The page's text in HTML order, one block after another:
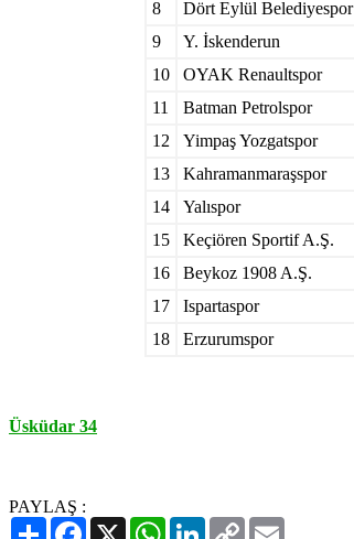
8
Dört Eylül Belediyespor
9
Y. İskenderun
10
OYAK Renaultspor
11
Batman Petrolspor
12
Yimpaş Yozgatspor
13
Kahramanmaraşspor
14
Yalıspor
15
Keçiören Sportif A.Ş.
16
Beykoz 1908 A.Ş.
17
Ispartaspor
18
Erzurumspor
Üsküdar 34
PAYLAŞ :
PaylaşFacebook
X WhatsAppLinkedIn
Copy